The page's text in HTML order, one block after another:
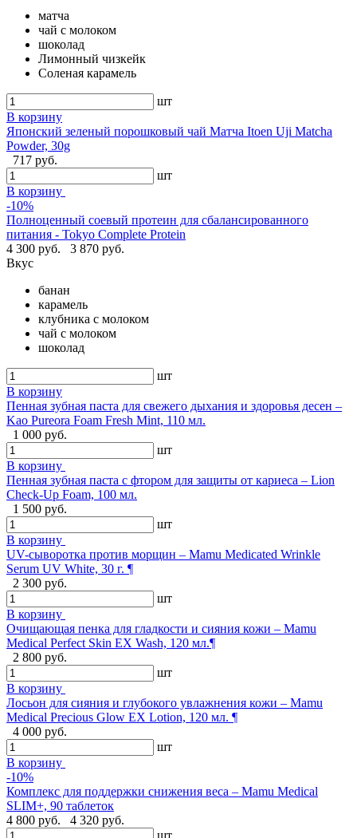
матча
чай с молоком
шоколад
Лимонный чизкейк
Соленая карамель
шт
В корзину
Японский зеленый порошковый чай Матча Itoen Uji Matcha
Powder, 30g
717 руб.
шт
В корзину
-10%
Полноценный соевый протеин для сбалансированного
питания - Tokyo Complete Protein
4 300 руб.
3 870 руб.
Вкус
банан
карамель
клубника с молоком
чай с молоком
шоколад
шт
В корзину
Пенная зубная паста для свежего дыхания и здоровья десен –
Kao Pureora Foam Fresh Mint, 110 мл.
1 000 руб.
шт
В корзину
Пенная зубная паста с фтором для защиты от кариеса – Lion
Check-Up Foam, 100 мл.
1 500 руб.
шт
В корзину
UV-сыворотка против морщин – Mamu Medicated Wrinkle
Serum UV White, 30 г. ¶
2 300 руб.
шт
В корзину
Очищающая пенка для гладкости и сияния кожи – Mamu
Medical Perfect Skin EX Wash, 120 мл.¶
2 800 руб.
шт
В корзину
Лосьон для сияния и глубокого увлажнения кожи – Mamu
Medical Precious Glow EX Lotion, 120 мл. ¶
4 000 руб.
шт
В корзину
-10%
Комплекс для поддержки снижения веса – Mamu Medical
SLIM+, 90 таблеток
4 800 руб.
4 320 руб.